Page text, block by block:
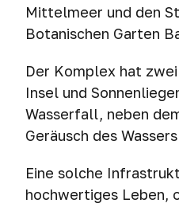
Mittelmeer und den
Botanischen Garten
Der Komplex hat
Insel und
Wasserfall, neben
Geräusch des
Eine solche
hochwertiges Leben,